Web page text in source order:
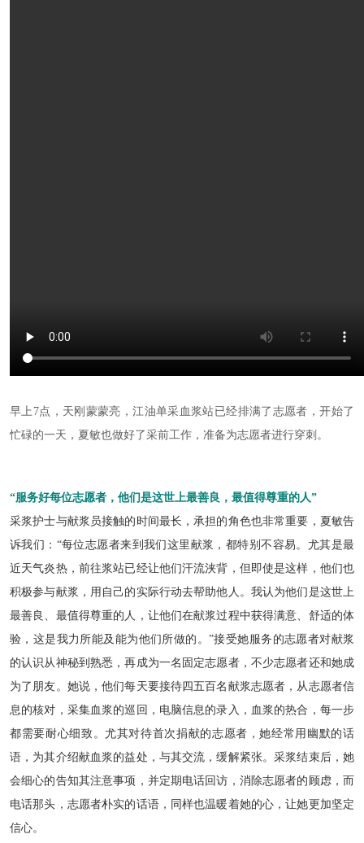
早上7点，天刚蒙蒙亮，江油单采血浆站已经排满了志愿者，开始了
忙碌的一天，夏敏也做好了采前工作，准备为志愿者进行穿刺。
“服务好每位志愿者，他们是这世上最善良，最值得尊重的人”
采浆护士与献浆员接触的时间最长，承担的角色也非常重要，夏敏告
诉我们：“每位志愿者来到我们这里献浆，都特别不容易。尤其是最
近天气炎热，前往浆站已经让他们汗流浃背，但即使是这样，他们也
积极参与献浆，用自己的实际行动去帮助他人。我认为他们是这世上
最善良、最值得尊重的人，让他们在献浆过程中获得满意、舒适的体
验，这是我力所能及能为他们所做的。”接受她服务的志愿者对献浆
的认识从神秘到熟悉，再成为一名固定志愿者，不少志愿者还和她成
为了朋友。她说，他们每天要接待四五百名献浆志愿者，从志愿者信
息的核对，采集血浆的巡回，电脑信息的录入，血浆的热合，每一步
都需要耐心细致。尤其对待首次捐献的志愿者，她经常用幽默的话
语，为其介绍献血浆的益处，与其交流，缓解紧张。采浆结束后，她
会细心的告知其注意事项，并定期电话回访，消除志愿者的顾虑，而
电话那头，志愿者朴实的话语，同样也温暖着她的心，让她更加坚定
信心。